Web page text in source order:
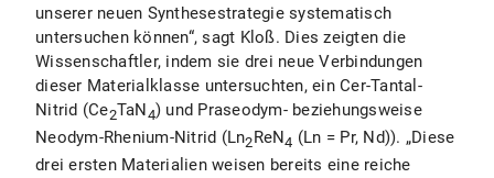
unserer neuen Synthesestrategie systematisch
untersuchen können“, sagt Kloß. Dies zeigten die
Wissenschaftler, indem sie drei neue Verbindungen
dieser Materialklasse untersuchten, ein Cer-Tantal-
Nitrid (Ce2TaN4) und Praseodym- beziehungsweise
Neodym-Rhenium-Nitrid (Ln2ReN4 (Ln = Pr, Nd)). „Diese
drei ersten Materialien weisen bereits eine reiche